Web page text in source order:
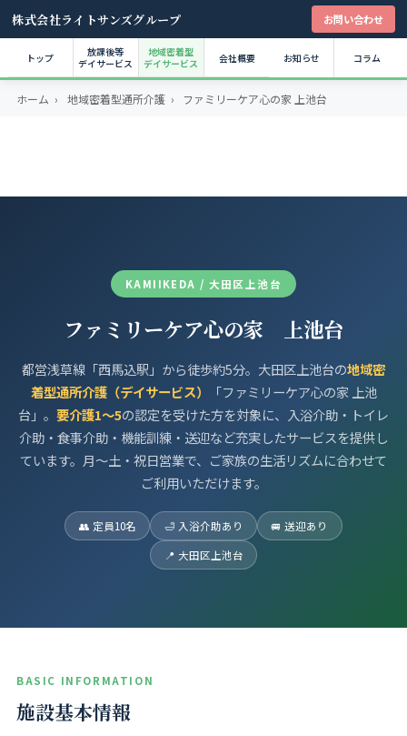
株式会社ライトサンズグループ お問い合わせ
トップ
放課後等
デイサービス
地域密着型
デイサービス
会社概要 お知らせ コラム
ホーム › 地域密着型通所介護 › ファミリーケア心の家 上池台
KAMIIKEDA / 大田区上池台
ファミリーケア心の家 上池台
都営浅草線「西馬込駅」から徒歩約5分。大田区上池台の地域密
着型通所介護（デイサービス）
「ファミリーケア心の家 上池
台」。 要介護1〜5の認定を受けた方を対象に、入浴介助・トイレ
介助・食事介助・機能訓練・送迎など充実したサービスを提供し
ています。月〜土・祝日営業で、ご家族の生活リズムに合わせて
ご利用いただけます。
👥 定員10名 🛁 入浴介助あり
🚐 送迎あり
📍 大田区上池台
BASIC INFORMATION
施設基本情報